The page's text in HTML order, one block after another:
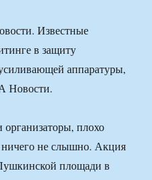
Известные
в защиту
аппаратуры,
Новости.
плохо
ничего не слышно. Акция
площади в